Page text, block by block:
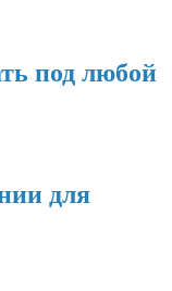
под любой
для